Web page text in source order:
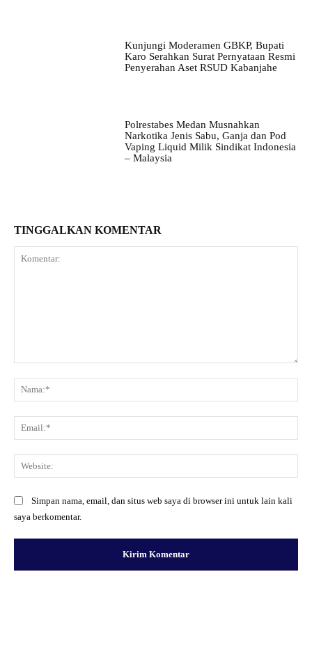
Kunjungi Moderamen GBKP, Bupati
Karo Serahkan Surat Pernyataan Resmi
Penyerahan Aset RSUD Kabanjahe
Polrestabes Medan Musnahkan
Narkotika Jenis Sabu, Ganja dan Pod
Vaping Liquid Milik Sindikat Indonesia
– Malaysia
TINGGALKAN KOMENTAR
Simpan nama, email, dan situs web saya di browser ini untuk lain kali
saya berkomentar.